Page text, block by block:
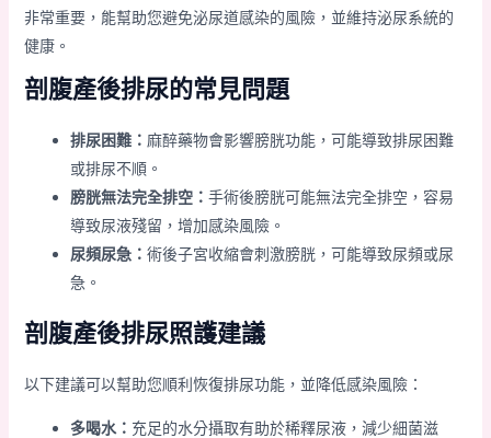
非常重要，能幫助您避免泌尿道感染的風險，並維持泌尿系統的
健康。
剖腹產後排尿的常見問題
排尿困難： 麻醉藥物會影響膀胱功能，可能導致排尿困難
或排尿不順。
膀胱無法完全排空： 手術後膀胱可能無法完全排空，容易
導致尿液殘留，增加感染風險。
尿頻尿急： 術後子宮收縮會刺激膀胱，可能導致尿頻或尿
急。
剖腹產後排尿照護建議
以下建議可以幫助您順利恢復排尿功能，並降低感染風險：
多喝水： 充足的水分攝取有助於稀釋尿液，減少細菌滋